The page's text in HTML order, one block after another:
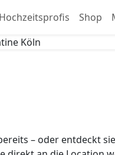
Shop
– oder entdeckt